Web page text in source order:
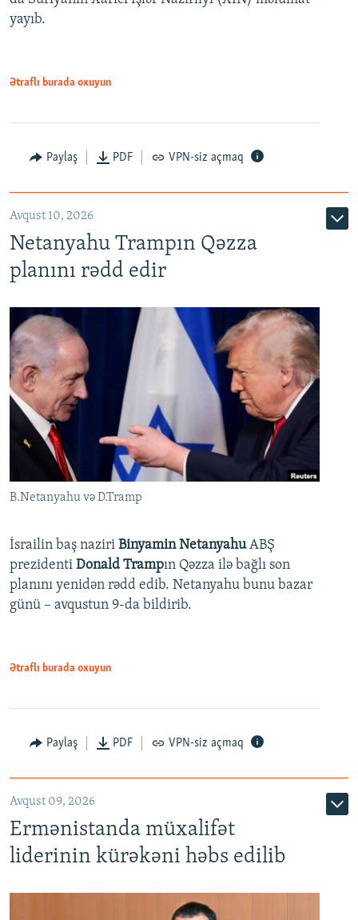
yayıb.
Ətraflı burada oxuyun
Paylaş PDF VPN-siz açmaq
Avqust 10, 2026
Netanyahu Trampın Qəzza
planını rədd edir
B.Netanyahu və D.Tramp
İsrailin baş naziri Binyamin NetanyahuABŞ
prezidenti Donald Trampın Qəzza ilə bağlı son
planını yenidən rədd edib. Netanyahu bunu bazar
günü – avqustun 9-da bildirib.
Ətraflı burada oxuyun
Paylaş PDF VPN-siz açmaq
Avqust 09, 2026
Ermənistanda müxalifət
liderinin kürəkəni həbs edilib